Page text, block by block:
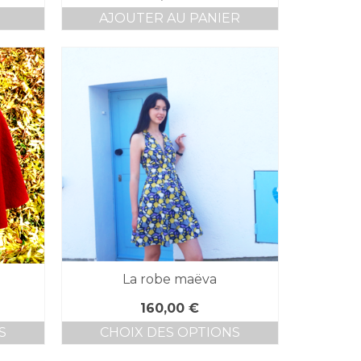
AJOUTER AU PANIER
La robe maëva
160,00€
CHOIX DES OPTIONS